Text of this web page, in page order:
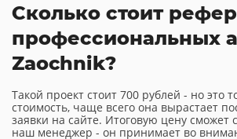
Сколько стоит
профессиональных
Zaochnik?
Такой проект стоит 700 рублей - но это
стоимость, чаще всего она вырастает
заявки на сайте. Итоговую цену сможет
наш менеджер - он принимает во